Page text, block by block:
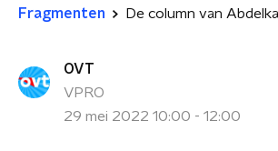
Fragmenten De column van
OVT
VPRO
29 mei 2022 10:00 - 12:00